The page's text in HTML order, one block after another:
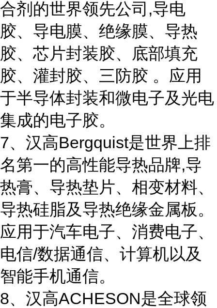
合剂的世界领先公司,导电
胶、导电膜、绝缘膜、导热
胶、芯片封装胶、底部填充
胶、灌封胶、三防胶 。应用
于半导体封装和微电子及光电
集成的电子胶。
7、汉高Bergquist是世界上排
名第一的高性能导热品牌,导
热膏、导热垫片、相变材料、
导热硅脂及导热绝缘金属板。
应用于汽车电子、消费电子、
电信/数据通信、计算机以及
智能手机通信。
8、汉高ACHESON是全球领